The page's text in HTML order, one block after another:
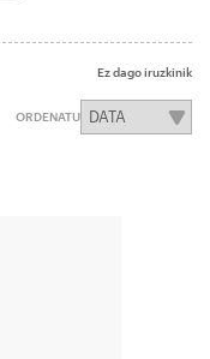
Ez dago iruzkinik
ORDENATU